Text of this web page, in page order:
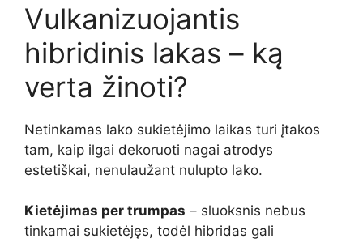
Vulkanizuojantis
hibridinis lakas – ką
verta žinoti?
Netinkamas lako sukietėjimo laikas turi įtakos
tam, kaip ilgai dekoruoti nagai atrodys
estetiškai, nenulaužant nulupto lako.
Kietėjimas per trumpas – sluoksnis nebus
tinkamai sukietėjęs, todėl hibridas gali